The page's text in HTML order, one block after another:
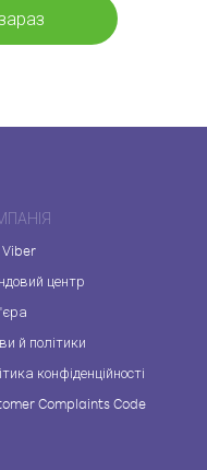
центр
й політики
конфіденційності
Complaints Code